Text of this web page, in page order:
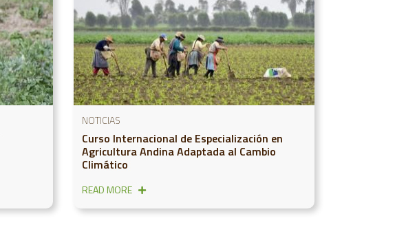
NOTICIAS
Curso Internacional de Especialización en
Agricultura Andina Adaptada al Cambio
Climático
READ MORE